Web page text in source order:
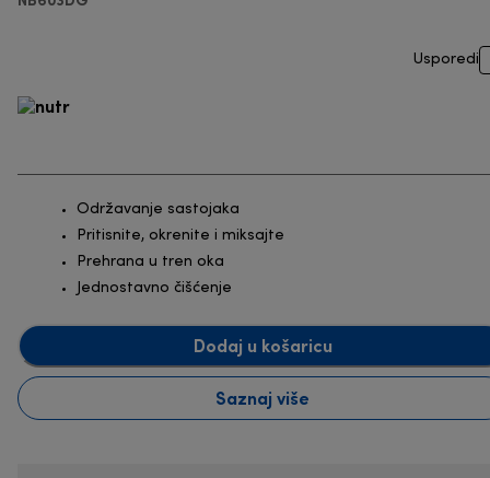
Usporedi
Održavanje sastojaka
Pritisnite, okrenite i miksajte
Prehrana u tren oka
Jednostavno čišćenje
Dodaj u košaricu
Saznaj više